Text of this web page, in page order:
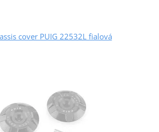
cover PUIG 22532L fialová